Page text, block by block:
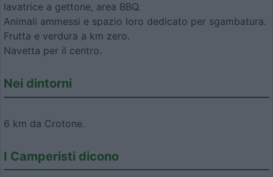
lavatrice a gettone, area BBQ.
Animali ammessi e spazio loro dedicato per sgambatura.
Frutta e verdura a km zero.
Navetta per il centro.
Nei dintorni
6 km da Crotone.
I Camperisti dicono